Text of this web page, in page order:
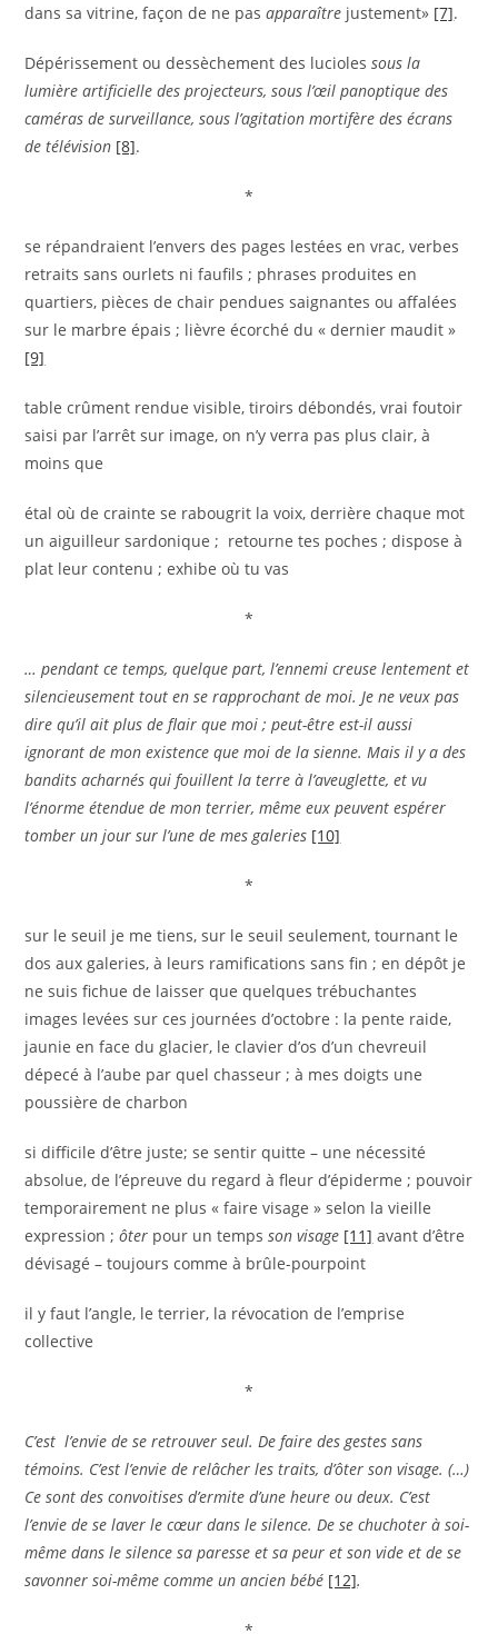
dans sa vitrine, façon de ne pasapparaître justement» [7].
Dépérissement ou dessèchement des luciolessous la
lumière artificielle des projecteurs, sous l’œil panoptique des
caméras de surveillance, sous l’agitation mortifère des écrans
de télévision [8].
*
se répandraient l’envers des pages lestées en vrac, verbes
retraits sans ourlets ni faufils ; phrases produites en
quartiers, pièces de chair pendues saignantes ou affalées
sur le marbre épais ; lièvre écorché du « dernier maudit »
[9]
table crûment rendue visible, tiroirs débondés, vrai foutoir
saisi par l’arrêt sur image, on n’y verra pas plus clair, à
moins que
étal où de crainte se rabougrit la voix, derrière chaque mot
un aiguilleur sardonique ; retourne tes poches ; dispose à
plat leur contenu ; exhibe où tu vas
*
… pendant ce temps, quelque part, l’ennemi creuse lentement et
silencieusement tout en se rapprochant de moi. Je ne veux pas
dire qu’il ait plus de flair que moi ; peut-être est-il aussi
ignorant de mon existence que moi de la sienne. Mais il y a des
bandits acharnés qui fouillent la terre à l’aveuglette, et vu
l’énorme étendue de mon terrier, même eux peuvent espérer
tomber un jour sur l’une de mes galeries [10]
*
sur le seuil je me tiens, sur le seuil seulement, tournant le
dos aux galeries, à leurs ramifications sans fin ; en dépôt je
ne suis fichue de laisser que quelques trébuchantes
images levées sur ces journées d’octobre : la pente raide,
jaunie en face du glacier, le clavier d’os d’un chevreuil
dépecé à l’aube par quel chasseur ; à mes doigts une
poussière de charbon
si difficile d’être juste; se sentir quitte – une nécessité
absolue, de l’épreuve du regard à fleur d’épiderme ; pouvoir
temporairement ne plus « faire visage » selon la vieille
expression ;ôter pour un tempsson visage [11] avant d’être
dévisagé – toujours comme à brûle-pourpoint
il y faut l’angle, le terrier, la révocation de l’emprise
collective
*
C’est l’envie de se retrouver seul. De faire des gestes sans
témoins. C’est l’envie de relâcher les traits, d’ôter son visage. (…)
Ce sont des convoitises d’ermite d’une heure ou deux. C’est
l’envie de se laver le cœur dans le silence. De se chuchoter à soi-
même dans le silence sa paresse et sa peur et son vide et de se
savonner soi-même comme un ancien bébé [12].
*